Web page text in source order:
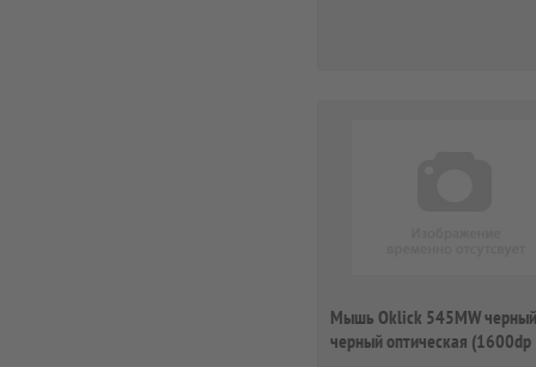
Мышь Oklick 545MW
черный оптическая (1600dp